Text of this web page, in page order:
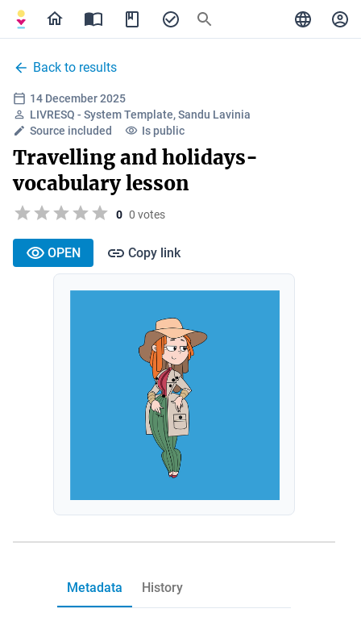
Back to results
14 December 2025
LIVRESQ - System Template, Sandu Lavinia
Source included
Is public
Travelling and holidays-
vocabulary lesson
0 0 votes
OPEN Copy link
Metadata History